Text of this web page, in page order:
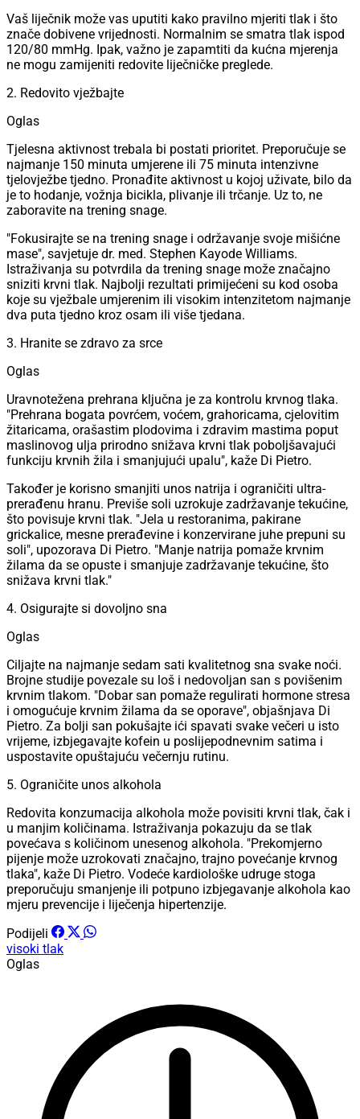
Vaš liječnik može vas uputiti kako pravilno mjeriti tlak i što
znače dobivene vrijednosti. Normalnim se smatra tlak ispod
120/80 mmHg. Ipak, važno je zapamtiti da kućna mjerenja
ne mogu zamijeniti redovite liječničke preglede.
2. Redovito vježbajte
Oglas
Tjelesna aktivnost trebala bi postati prioritet. Preporučuje se
najmanje 150 minuta umjerene ili 75 minuta intenzivne
tjelovježbe tjedno. Pronađite aktivnost u kojoj uživate, bilo da
je to hodanje, vožnja bicikla, plivanje ili trčanje. Uz to, ne
zaboravite na trening snage.
"Fokusirajte se na trening snage i održavanje svoje mišićne
mase", savjetuje dr. med. Stephen Kayode Williams.
Istraživanja su potvrdila da trening snage može značajno
sniziti krvni tlak. Najbolji rezultati primijećeni su kod osoba
koje su vježbale umjerenim ili visokim intenzitetom najmanje
dva puta tjedno kroz osam ili više tjedana.
3. Hranite se zdravo za srce
Oglas
Uravnotežena prehrana ključna je za kontrolu krvnog tlaka.
"Prehrana bogata povrćem, voćem, grahoricama, cjelovitim
žitaricama, orašastim plodovima i zdravim mastima poput
maslinovog ulja prirodno snižava krvni tlak poboljšavajući
funkciju krvnih žila i smanjujući upalu", kaže Di Pietro.
Također je korisno smanjiti unos natrija i ograničiti ultra-
prerađenu hranu. Previše soli uzrokuje zadržavanje tekućine,
što povisuje krvni tlak. "Jela u restoranima, pakirane
grickalice, mesne prerađevine i konzervirane juhe prepuni su
soli", upozorava Di Pietro. "Manje natrija pomaže krvnim
žilama da se opuste i smanjuje zadržavanje tekućine, što
snižava krvni tlak."
4. Osigurajte si dovoljno sna
Oglas
Ciljajte na najmanje sedam sati kvalitetnog sna svake noći.
Brojne studije povezale su loš i nedovoljan san s povišenim
krvnim tlakom. "Dobar san pomaže regulirati hormone stresa
i omogućuje krvnim žilama da se oporave", objašnjava Di
Pietro. Za bolji san pokušajte ići spavati svake večeri u isto
vrijeme, izbjegavajte kofein u poslijepodnevnim satima i
uspostavite opuštajuću večernju rutinu.
5. Ograničite unos alkohola
Redovita konzumacija alkohola može povisiti krvni tlak, čak i
u manjim količinama. Istraživanja pokazuju da se tlak
povećava s količinom unesenog alkohola. "Prekomjerno
pijenje može uzrokovati značajno, trajno povećanje krvnog
tlaka", kaže Di Pietro. Vodeće kardiološke udruge stoga
preporučuju smanjenje ili potpuno izbjegavanje alkohola kao
mjeru prevencije i liječenja hipertenzije.
Podijeli
visoki tlak
Oglas